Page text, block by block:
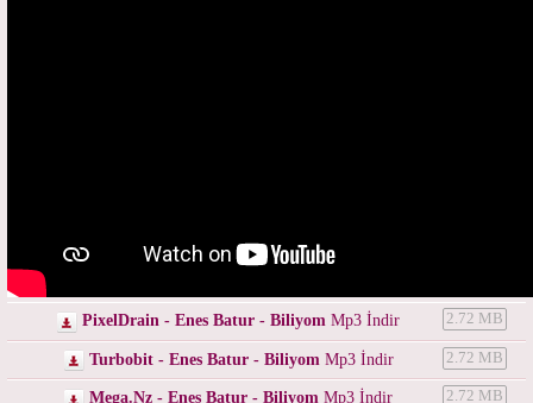
PixelDrain - Enes Batur - Biliyom Mp3 İndir 2.72 MB
Turbobit - Enes Batur - Biliyom Mp3 İndir 2.72 MB
Mega.Nz - Enes Batur - Biliyom Mp3 İndir 2.72 MB